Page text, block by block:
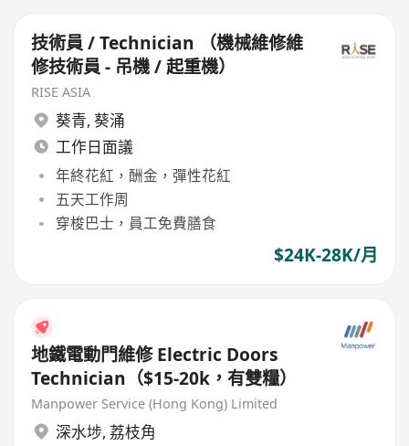
技術員 / Technician （機械維修維
修技術員 - 吊機 / 起重機）
RISE ASIA
葵青, 葵涌
工作日面議
年終花紅，酬金，彈性花紅
五天工作周
穿梭巴士，員工免費膳食
$24K-28K/月
地鐵電動門維修 Electric Doors
Technician（$15-20k，有雙糧）
Manpower Service (Hong Kong) Limited
深水埗, 荔枝角